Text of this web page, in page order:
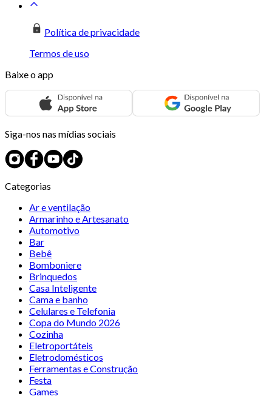
Política de privacidade
Termos de uso
Baixe o app
Siga-nos nas mídias sociais
Categorias
Ar e ventilação
Armarinho e Artesanato
Automotivo
Bar
Bebê
Bomboniere
Brinquedos
Casa Inteligente
Cama e banho
Celulares e Telefonia
Copa do Mundo 2026
Cozinha
Eletroportáteis
Eletrodomésticos
Ferramentas e Construção
Festa
Games